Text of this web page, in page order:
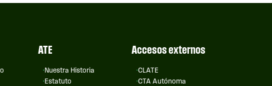
ATE
Nuestra Historia
Estatuto
Accesos externos
CLATE
CTA Autónoma